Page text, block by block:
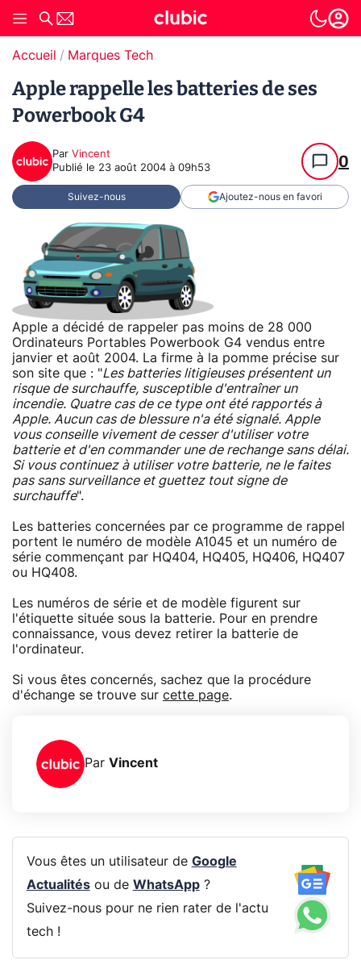
Accueil Marques Tech
Apple rappelle les batteries de ses
Powerbook G4
Par Vincent
Publié le 23 août 2004 à 09h53 0
Suivez-nous Ajoutez-nous en favori
Apple a décidé de rappeler pas moins de 28 000
Ordinateurs Portables Powerbook G4 vendus entre
janvier et août 2004. La firme à la pomme précise sur
son site que : "Les batteries litigieuses présentent un
risque de surchauffe, susceptible d'entraîner un
incendie. Quatre cas de ce type ont été rapportés à
Apple. Aucun cas de blessure n'a été signalé. Apple
vous conseille vivement de cesser d'utiliser votre
batterie et d'en commander une de rechange sans délai.
Si vous continuez à utiliser votre batterie, ne le faites
pas sans surveillance et guettez tout signe de
surchauffe".
Les batteries concernées par ce programme de rappel
portent le numéro de modèle A1045 et un numéro de
série commençant par HQ404, HQ405, HQ406, HQ407
ou HQ408.
Les numéros de série et de modèle figurent sur
l'étiquette située sous la batterie. Pour en prendre
connaissance, vous devez retirer la batterie de
l'ordinateur.
Si vous êtes concernés, sachez que la procédure
d'échange se trouve sur cette page.
Par Vincent
Vous êtes un utilisateur de Google
Actualitésou de WhatsApp?
Suivez-nous pour ne rien rater de l'actu
tech !